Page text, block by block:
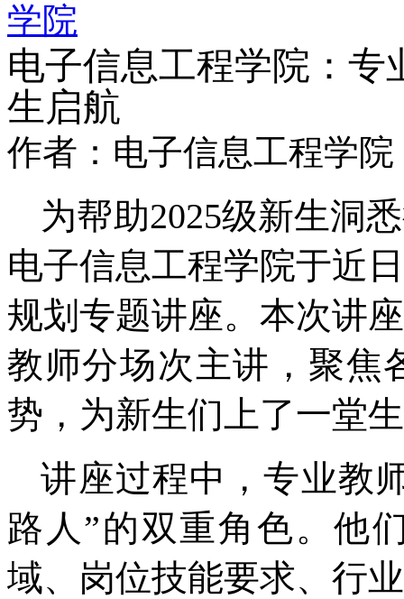
学院
电子信息工程学院：
生启航
作者：电子信息工程学
为帮助2025级新生洞
电子信息工程学院于近
规划专题讲座。本次讲
教师分场次主讲，聚焦
势，为新生们上了一堂
讲座过程中，专业教
路人”的双重角色。他
域、岗位技能要求、行